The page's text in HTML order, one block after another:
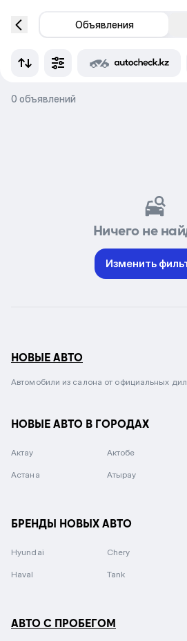
Объявления
0 объявлений
Ничего не
Изменить
НОВЫЕ АВТО
Автомобили из салона от официальных
НОВЫЕ АВТО В ГОРОДАХ
Актау Актобе
Астана Атырау
БРЕНДЫ НОВЫХ АВТО
Hyundai Chery
Haval Tank
АВТО С ПРОБЕГОМ